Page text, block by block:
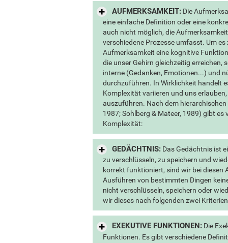
AUFMERKSAMKEIT:Die
eine einfache Definition oder eine
auch nicht möglich, die
verschiedene Prozesse umfasst. Um
Aufmerksamkeit eine kognitive
die unser Gehirn gleichzeitig erreichen,
interne (Gedanken, Emotionen...) und
durchzuführen. In Wirklichkeit handelt
Komplexität variieren und uns
auszuführen. Nach dem
1987; Sohlberg & Mateer, 1989) gibt
Komplexität:
GEDÄCHTNIS:Das Gedächtnis ist
zu verschlüsseln, zu speichern und
korrekt funktioniert, sind wir bei diesen
Ausführen von bestimmten Dingen
nicht verschlüsseln, speichern oder
wir dieses nach folgenden zwei
EXEKUTIVE FUNKTIONEN:Die
Funktionen. Es gibt verschiedene